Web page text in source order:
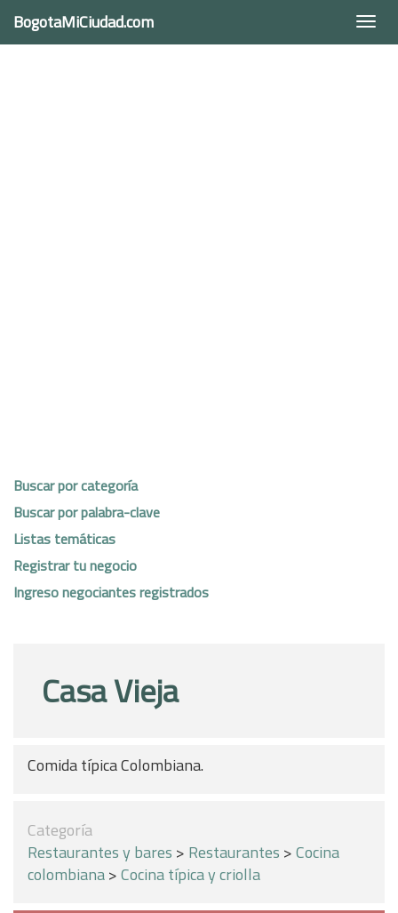
BogotaMiCiudad.com
Buscar por categoría
Buscar por palabra-clave
Listas temáticas
Registrar tu negocio
Ingreso negociantes registrados
Casa Vieja
Comida típica Colombiana.
Categoría
Restaurantes y bares > Restaurantes >Cocina
colombiana>Cocina típica y criolla